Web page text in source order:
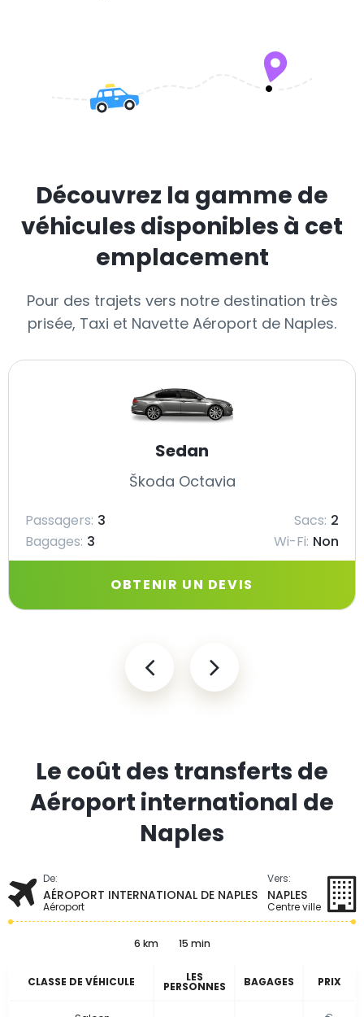
Découvrez la gamme de
véhicules disponibles à cet
emplacement
Pour des trajets vers notre destination très
prisée, Taxi et Navette Aéroport de Naples.
Sedan
Škoda Octavia
Passagers: 3 Sacs: 2
Bagages: 3 Wi-Fi: Non
OBTENIR UN DEVIS
Le coût des transferts de
Aéroport international de
Naples
De:
AÉROPORT INTERNATIONAL DE NAPLES
Aéroport
Vers:
NAPLES
Centre ville
6 km 15 min
CLASSE DE VÉHICULE LES
PERSONNES BAGAGES PRIX